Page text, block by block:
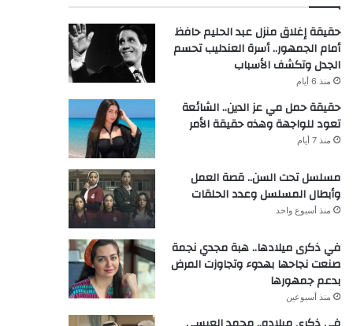
حقيقة إغلاق منزل عبد الحليم حافظ
أمام الجمهور.. أسرة العندليب تحسم
الجدل وتكشف الأسباب
منذ 6 أيام
حقيقة حمل مي عز الدين.. الشائعة
تعود للواجهة وهذه حقيقة الأمر
منذ 7 أيام
مسلسل تحت السن.. قصة العمل
وأبطال المسلسل وعدد الحلقات
منذ أسبوع واحد
في ذكرى ميلادها.. هبة مجدي نجمة
صنعت نجاحها بهدوء وتجاوزت المرض
بدعم جمهورها
منذ أسبوعين